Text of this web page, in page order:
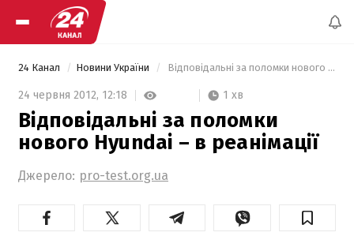
24 Канал Новини України Відповідальні за поломки нового Hyundai – в реанімації
24 червня 2012, 12:18 1 хв
Відповідальні за поломки
нового Hyundai – в реанімації
Джерело: pro-test.org.ua